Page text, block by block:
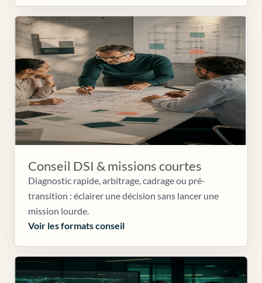
Conseil DSI & missions courtes
Diagnostic rapide, arbitrage, cadrage ou pré-
transition : éclairer une décision sans lancer une
mission lourde.
Voir les formats conseil